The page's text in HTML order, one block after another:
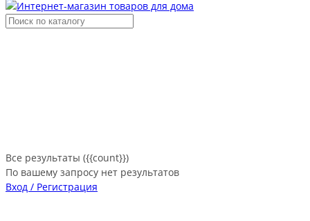
Все результаты ({{count}})
По вашему запросу нет результатов
Вход / Регистрация